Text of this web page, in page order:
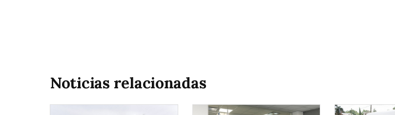
Noticias relacionadas